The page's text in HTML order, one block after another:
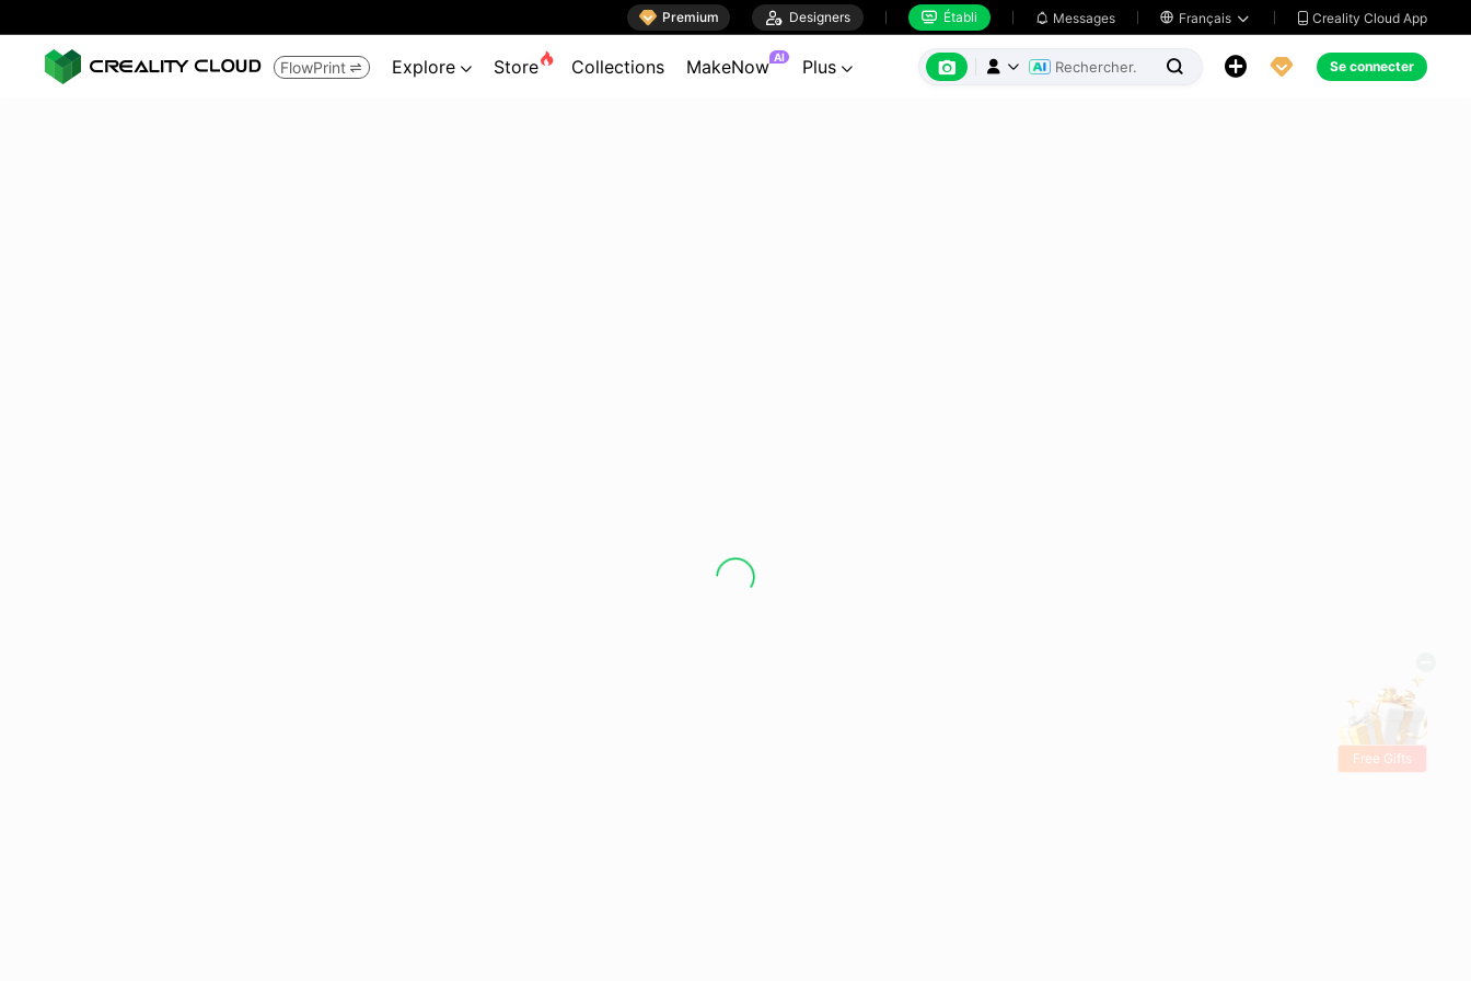
 Premium  Designers  Établi  Messages  Français   Creality Cloud App
FlowPrint  Explore  Store Collections MakeNow AI Plus        Se connecter
Free Gifts